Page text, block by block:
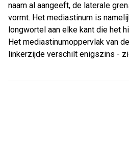
naam al aangeeft, de laterale
vormt. Het mediastinum is
longwortel aan elke kant die het
Het mediastinumoppervlak van
linkerzijde verschilt enigszins -